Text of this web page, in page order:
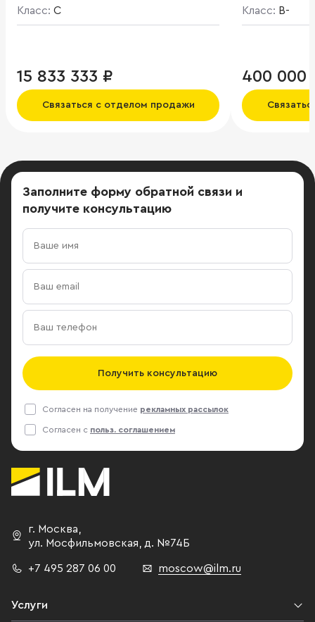
Класс: C
15 833 333 ₽
Связаться с отделом продажи
Высота
готовности
Класс: B-
400 000
Заполните форму обратной связи и
получите консультацию
Получить консультацию
Согласен на получение рекламных рассылок
Согласен с польз. соглашением
г. Москва,
ул. Мосфильмовская, д. №74Б
+7 495 287 06 00 moscow@ilm.ru
Услуги